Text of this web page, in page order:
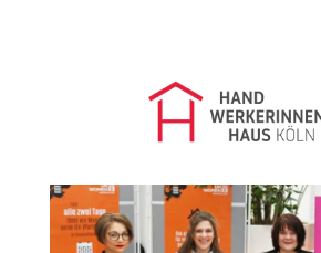
Handwerkerinnenhaus Köln e.V.
Mädchenprojekt Zukunft
Über uns